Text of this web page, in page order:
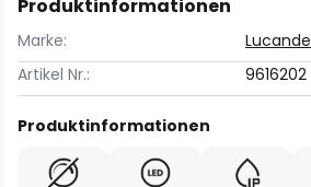
Produktinformationen
Marke:
Lucande
Artikel Nr.:
9616202
Produktinformationen